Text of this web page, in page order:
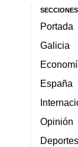
SECCIONES
Portada
Galicia
España
Opinión
Deportes